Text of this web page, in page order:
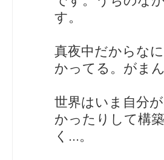
す。
真夜中だからな
かってる。がま
世界はいま自分
かったりして構
く...。